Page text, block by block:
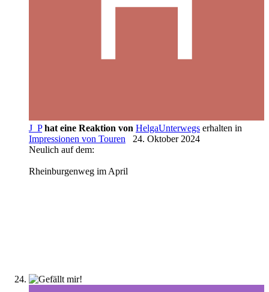
J_P hat eine Reaktion von HelgaUnterwegs erhalten in
Impressionen von Touren
24. Oktober 2024
Neulich auf dem:
Rheinburgenweg im April